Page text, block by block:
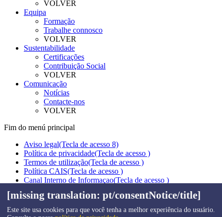
VOLVER
Equipa
Formação
Trabalhe connosco
VOLVER
Sustentabilidade
Certificações
Contribuição Social
VOLVER
Comunicação
Notícias
Contacte-nos
VOLVER
Fim do menú principal
Aviso legal(Tecla de acesso 8)
Política de privacidade(Tecla de acesso )
Termos de utilização(Tecla de acesso )
Política CAIS(Tecla de acesso )
Canal Interno de Informaçao(Tecla de acesso )
Contacto(Tecla de acesso )
Thu Aug 06 17:38:48 UTC 2026 © Zener - Todos os direitos
[missing translation: pt/consentNotice/title]
Este site usa cookies para que você tenha a melhor experiência do usuário.